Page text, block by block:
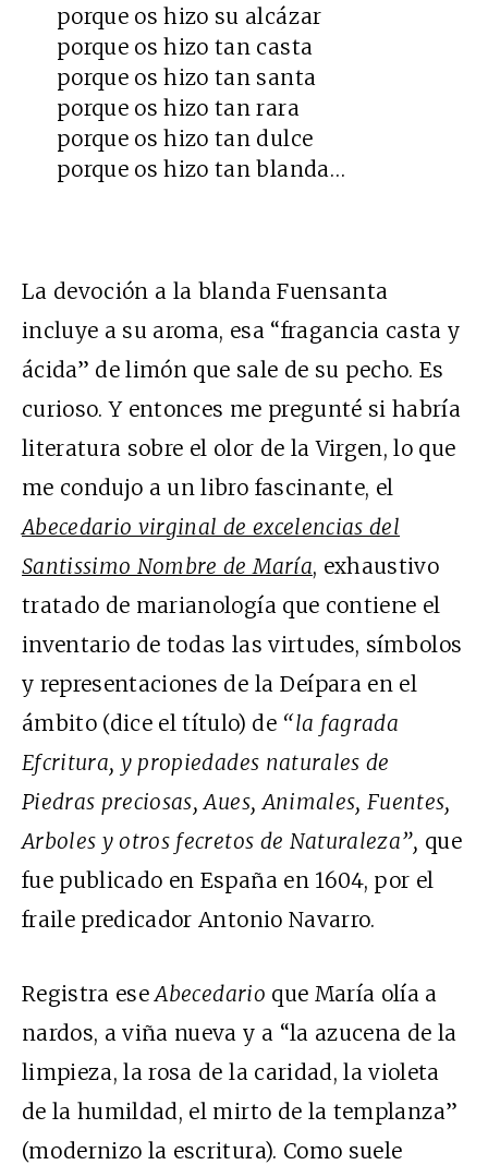
porque os hizo su alcázar
porque os hizo tan casta
porque os hizo tan santa
porque os hizo tan rara
porque os hizo tan dulce
porque os hizo tan blanda…
La devoción a la blanda Fuensanta
incluye a su aroma, esa “fragancia casta y
ácida” de limón que sale de su pecho. Es
curioso. Y entonces me pregunté si habría
literatura sobre el olor de la Virgen, lo que
me condujo a un libro fascinante, el
Abecedario virginal de excelencias del
Santissimo Nombre de María, exhaustivo
tratado de marianología que contiene el
inventario de todas las virtudes, símbolos
y representaciones de la Deípara en el
ámbito (dice el título) de “la fagrada
Efcritura, y propiedades naturales de
Piedras preciosas, Aues, Animales, Fuentes,
Arboles y otros fecretos de Naturaleza”, que
fue publicado en España en 1604, por el
fraile predicador Antonio Navarro.
Registra eseAbecedario que María olía a
nardos, a viña nueva y a “la azucena de la
limpieza, la rosa de la caridad, la violeta
de la humildad, el mirto de la templanza”
(modernizo la escritura). Como suele